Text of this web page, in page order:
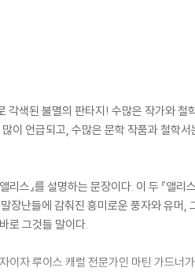
색된 불멸의 판타지! 수많은 작가와 철
이 언급되고, 수많은 문학 작품과 철학서
스』를 설명하는 문장이다. 이 두 『앨리스
장난들에 감춰진 흥미로운 풍자와 유머,
로 그것들 말이다.
이자 루이스 캐럴 전문가인 마틴 가드너가